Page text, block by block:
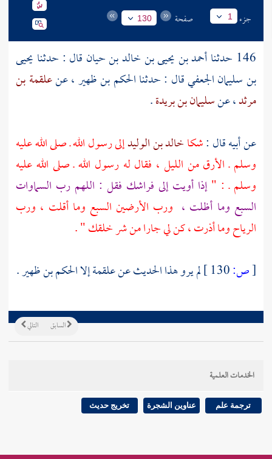
جزء 1 صفحة 130
146 حدثنا أحمد بن يحيى بن خالد بن حيان قال : حدثنا يحيى
بن سليمان الجعفيقال : حدثناالحكم بن ظهير، عنعلقمة بن
مرثد، عنسليمان بن بريدة.
عن أبيه قال :شكاخالد بن الوليدإلى رسول الله ـ صلى الله عليه
وسلم ـ الأرق من الليل ، فقال له رسول الله ـ صلى الله عليه
وسلم ـ : "إذا أويت إلى فراشك فقل : اللهم رب السماوات
السبع وما أظلت ، ورب الأرضين السبع وما أقلت ، ورب
الرياح وما أذرت ، كن لي جارا من شر خلقك " .
[ص: لم يرو هذا الحديث عنعلقمةإلاالحكم بن ظهير.
التالي السابق
الخدمات العلمية
ترجمة علم عناوين الشجرة تخريج حديث